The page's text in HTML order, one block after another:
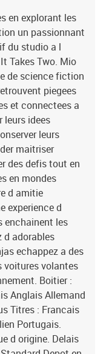
en explorant les
un passionnant
du studio a l
Takes Two. Mio
de science fiction
piegees
et connectees a
leurs idees
leurs
maitriser
des defis tout en
en mondes
d amitie
experience d
enchainent les
d adorables
echappez a des
voitures volantes
Boitier :
Anglais Allemand
Titres : Francais
Portugais.
d origine. Delais